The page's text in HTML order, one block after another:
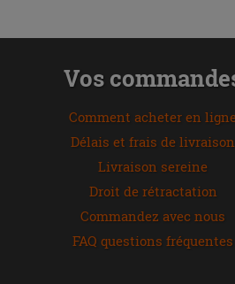
Vos
Comment acheter en
Délais et frais de livraison
Livraison sereine
Droit de rétractation
Commandez avec nous
FAQ questions fréquentes